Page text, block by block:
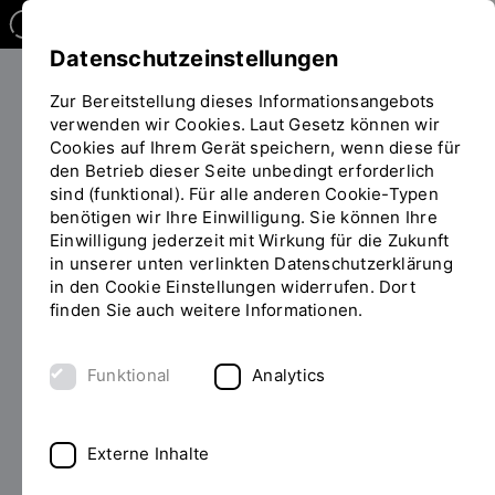
Sie
befinden
sich
auf
der
Seite
"Widerrufsbelehrung"
Weiterbilden Überblick Widerrufsbelehrung
GUT ZU WISSEN
Widerrufsbelehrung für
der OTH Regensburg
ohne Angabe von Gründen in schriftlicher Form (z. B.
Brief, E-Mail) widerrufen. Die Frist beginnt zeitgleich
Datenschutzeinstellungen
Zur Bereitstellung dieses Informationsangebots
verwenden wir Cookies. Laut Gesetz können wir
Cookies auf Ihrem Gerät speichern, wenn diese für
den Betrieb dieser Seite unbedingt erforderlich
sind (funktional). Für alle anderen Cookie-Typen
benötigen wir Ihre Einwilligung. Sie können Ihre
Einwilligung jederzeit mit Wirkung für die Zukunft
in unserer unten verlinkten Datenschutzerklärung
in den Cookie Einstellungen widerrufen. Dort
finden Sie auch weitere Informationen.
Funktional Analytics
Externe Inhalte